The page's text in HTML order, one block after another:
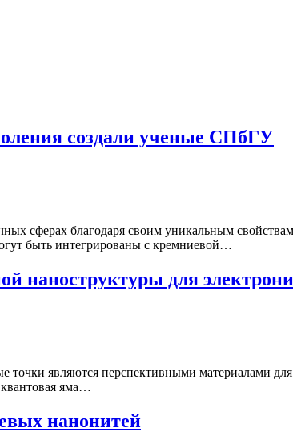
создали ученые СПбГУ
сферах благодаря своим уникальным
быть интегрированы с кремниевой…
наноструктуры для
точки являются перспективными материалами
яма…
нанонитей